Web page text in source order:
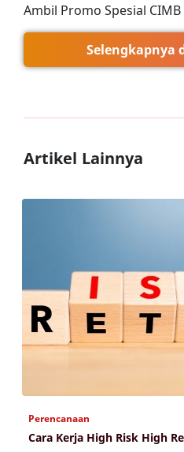
Ambil Promo Spesial
Selengkapnya
Artikel Lainnya
Perencanaan
Cara Kerja High Risk High